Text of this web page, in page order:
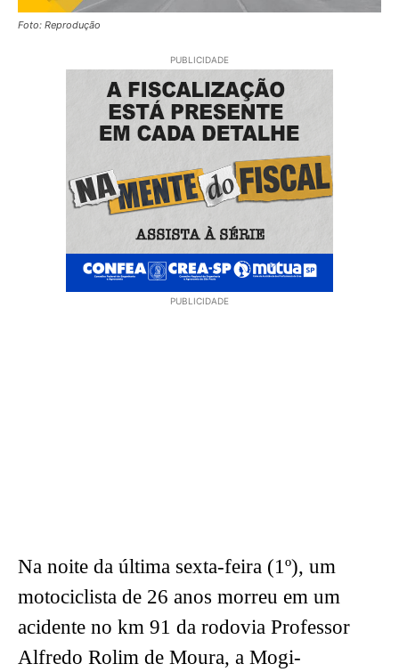
Foto: Reprodução
PUBLICIDADE
PUBLICIDADE
Na noite da última sexta-feira (1º), um
motociclista de 26 anos morreu em um
acidente no km 91 da rodovia Professor
Alfredo Rolim de Moura, a Mogi-